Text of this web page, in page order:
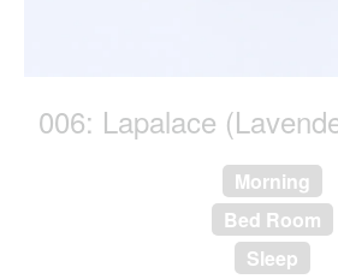
006: Lapalace
Morning
Bed Room
Sleep